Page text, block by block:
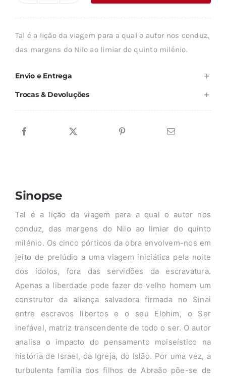
era:
é:
Tal é a lição da viagem para a qual o autor nos conduz,
das margens do Nilo ao limiar do quinto milénio.
Envio e Entrega
Trocas & Devoluções
Sinopse
Tal é a lição da viagem para a qual o autor nos
conduz, das margens do Nilo ao limiar do quinto
milénio. Os cinco pórticos da obra envolvem-nos em
jeito de prelúdio a uma viagem iniciática pela noite
dos ídolos, fora das servidões da escravatura.
Apenas a liberdade pode fazer do velho homem um
construtor da aliança salvadora firmada no Sinai
entre escravos libertos e o seu Elohim, o Ser
inefável, matriz transcendente de todo o ser. O autor
analisa o impacto do pensamento moiseístico na
história de Israel, da Igreja, do Islão. Por uma vez, a
turbulenta família dos filhos de Abraão põe-se de